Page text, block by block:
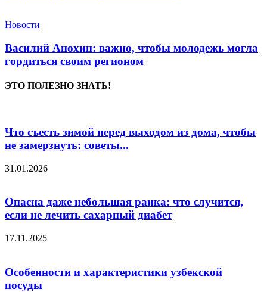
Новости
Василий Анохин: важно, чтобы молодежь могла
гордиться своим регионом
ЭТО ПОЛЕЗНО ЗНАТЬ!
Что съесть зимой перед выходом из дома, чтобы
не замерзнуть: советы...
31.01.2026
Опасна даже небольшая ранка: что случится,
если не лечить сахарный диабет
17.11.2025
Особенности и характеристики узбекской
посуды